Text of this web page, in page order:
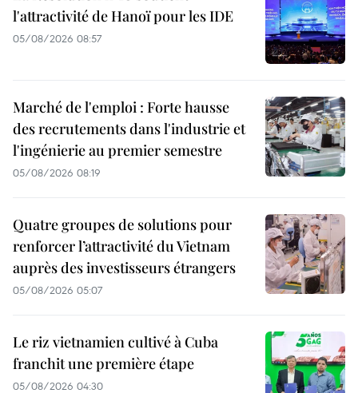
l'attractivité de Hanoï pour les IDE
05/08/2026 08:57
Marché de l'emploi : Forte hausse
des recrutements dans l'industrie et
l'ingénierie au premier semestre
05/08/2026 08:19
Quatre groupes de solutions pour
renforcer l’attractivité du Vietnam
auprès des investisseurs étrangers
05/08/2026 05:07
Le riz vietnamien cultivé à Cuba
franchit une première étape
05/08/2026 04:30